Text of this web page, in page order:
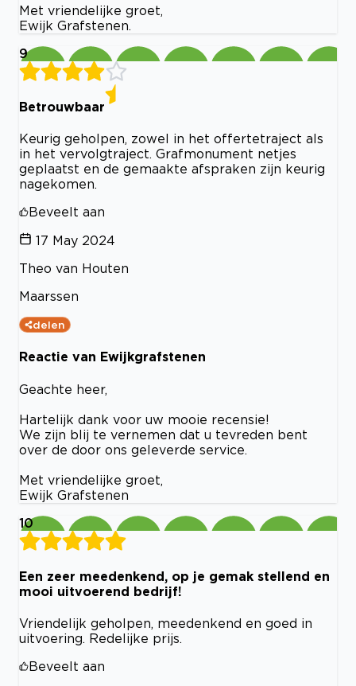
Met vriendelijke groet,
Ewijk Grafstenen.
9
Betrouwbaar
Keurig geholpen, zowel in het offertetraject als
in het vervolgtraject. Grafmonument netjes
geplaatst en de gemaakte afspraken zijn keurig
nagekomen.
Beveelt aan
17 May 2024
Theo van Houten
Maarssen
delen
Reactie van Ewijkgrafstenen
Geachte heer,
Hartelijk dank voor uw mooie recensie!
We zijn blij te vernemen dat u tevreden bent
over de door ons geleverde service.
Met vriendelijke groet,
Ewijk Grafstenen
10
Een zeer meedenkend, op je gemak stellend en
mooi uitvoerend bedrijf!
Vriendelijk geholpen, meedenkend en goed in
uitvoering. Redelijke prijs.
Beveelt aan